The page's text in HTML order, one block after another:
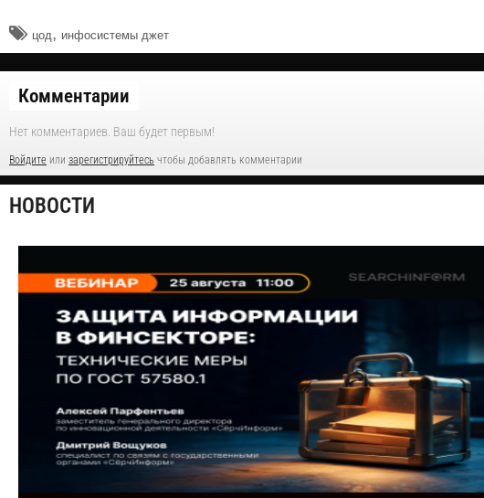
цод, инфосистемы джет
Комментарии
Нет комментариев. Ваш будет первым!
Войдите или зарегистрируйтесь чтобы добавлять комментарии
НОВОСТИ